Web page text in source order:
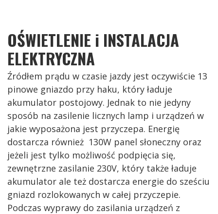
OŚWIETLENIE i INSTALACJA
ELEKTRYCZNA
Źródłem prądu w czasie jazdy jest oczywiście 13
pinowe gniazdo przy haku, który ładuje
akumulator postojowy. Jednak to nie jedyny
sposób na zasilenie licznych lamp i urządzeń w
jakie wyposażona jest przyczepa. Energię
dostarcza również 130W panel słoneczny oraz
jeżeli jest tylko możliwość podpięcia się,
zewnętrzne zasilanie 230V, który także ładuje
akumulator ale też dostarcza energie do sześciu
gniazd rozlokowanych w całej przyczepie.
Podczas wyprawy do zasilania urządzeń z